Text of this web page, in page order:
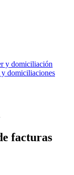
y domiciliación
y domiciliaciones
facturas